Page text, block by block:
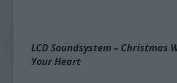
LCD Soundsystem – Christmas
Your Heart